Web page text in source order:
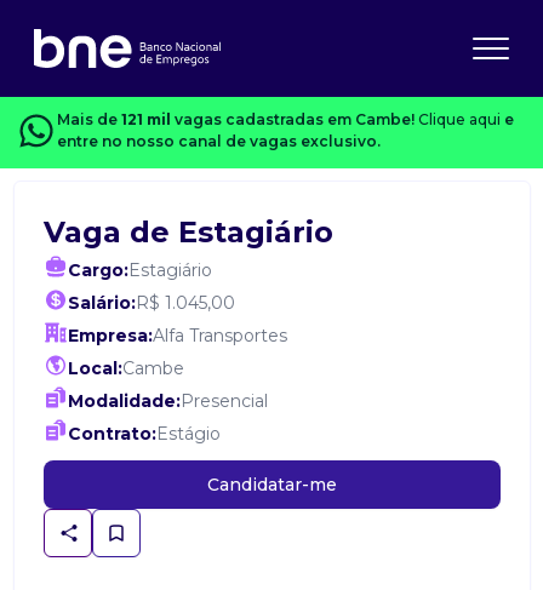
Mais de 121 mil vagas cadastradas em Cambe! Clique aqui e
entre no nosso canal de vagas exclusivo.
Vaga de Estagiário
Cargo:Estagiário
Salário:R$ 1.045,00
Empresa:Alfa Transportes
Local:Cambe
Modalidade:Presencial
Contrato:Estágio
Candidatar-me